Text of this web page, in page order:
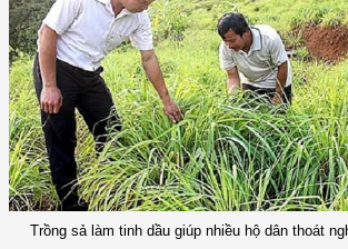
Trồng sả làm tinh dầu giúp nhiều hộ dân thoát